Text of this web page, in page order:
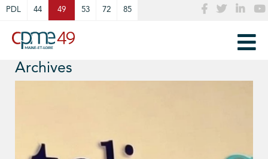
PDL 44 49 53 72 85
Archives
Cookies management panel